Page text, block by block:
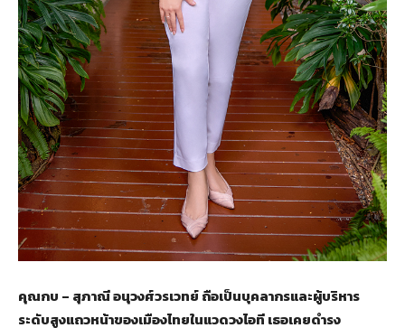
คุณกบ – สุภาณี อนุวงศ์วรเวทย์ ถือเป็นบุคลากรและผู้บริหาร
ระดับสูงแถวหน้าของเมืองไทยในแวดวงไอที เธอเคยดำรง